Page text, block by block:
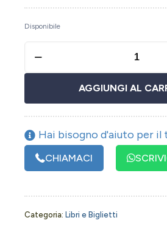
Disponibile
AGGIUNGI AL
Hai bisogno d'aiuto per il
CHIAMACI
Categoria: Libri e Biglietti